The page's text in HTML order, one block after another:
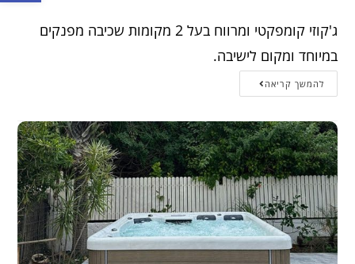
ג'קוזי קומפקטי ומרווח בעל 2 מקומות שכיבה מפנקים
במיוחד ומקום לישיבה.
להמשך קריאה